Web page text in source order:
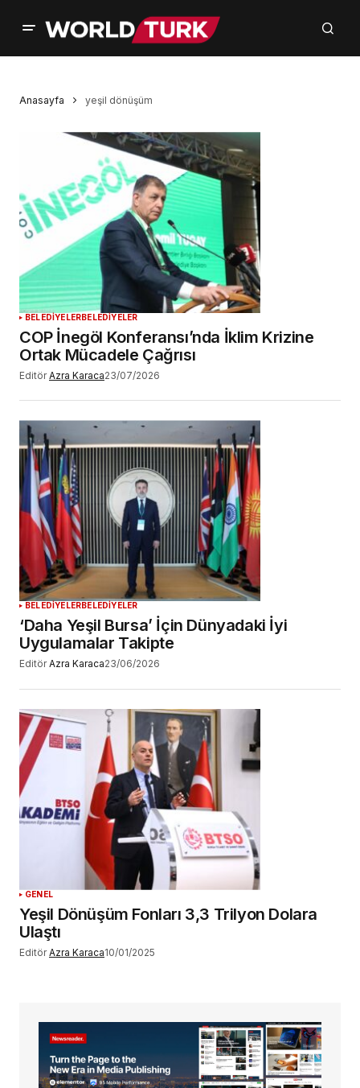
Anasayfa yeşil dönüşüm
BELEDİYELERBELEDİYELER
COP İnegöl Konferansı’nda İklim Krizine
Ortak Mücadele Çağrısı
Editör Azra Karaca23/07/2026
BELEDİYELERBELEDİYELER
‘Daha Yeşil Bursa’ İçin Dünyadaki İyi
Uygulamalar Takipte
Editör Azra Karaca23/06/2026
GENEL
Yeşil Dönüşüm Fonları 3,3 Trilyon Dolara
Ulaştı
Editör Azra Karaca10/01/2025